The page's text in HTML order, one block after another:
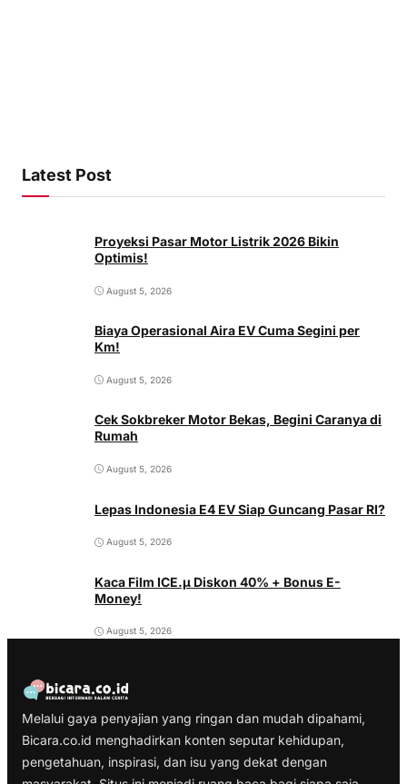
Latest Post
Proyeksi Pasar Motor Listrik 2026 Bikin
Optimis!
August 5, 2026
Biaya Operasional Aira EV Cuma Segini per
Km!
August 5, 2026
Cek Sokbreker Motor Bekas, Begini Caranya di
Rumah
August 5, 2026
Lepas Indonesia E4 EV Siap Guncang Pasar RI?
August 5, 2026
Kaca Film ICE.µ Diskon 40% + Bonus E-
Money!
August 5, 2026
Melalui gaya penyajian yang ringan dan mudah dipahami,
Bicara.co.id menghadirkan konten seputar kehidupan,
pengetahuan, inspirasi, dan isu yang dekat dengan